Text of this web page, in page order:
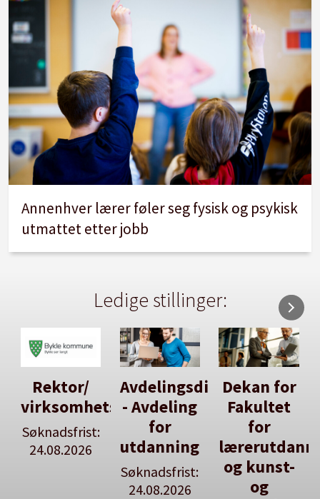
Annenhver lærer føler seg fysisk og psykisk
utmattet etter jobb
Ledige stillinger:
Avdelingsdirektør
- Avdeling
for
utdanning
Dekan for
Fakultet
for
lærerutdanning
og kunst-
og
Her kan
du utlyse
en ledig
stilling
Se våre
stillingspakker